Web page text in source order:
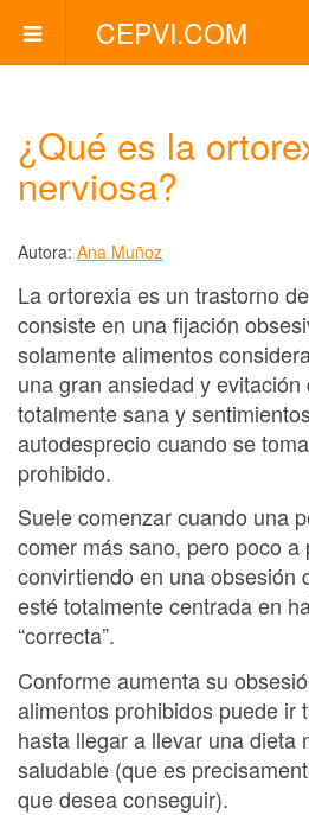
CEPVI.COM
¿Qué es la
nerviosa?
Autora: Ana Muñoz
La ortorexia es un trastorno
consiste en una fijación
solamente alimentos
una gran ansiedad y
totalmente sana y
autodesprecio cuando se
prohibido.
Suele comenzar cuando una
comer más sano, pero poco a
convirtiendo en una obsesión
esté totalmente centrada en
“correcta”.
Conforme aumenta su
alimentos prohibidos puede ir
hasta llegar a llevar una dieta
saludable (que es
que desea conseguir).